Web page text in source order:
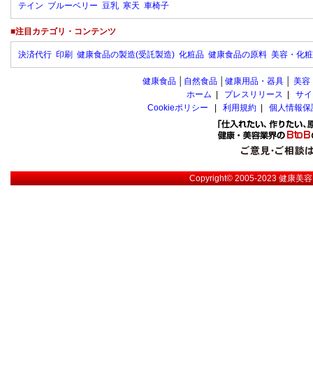
テイン ブルーベリー 豆乳 寒天 車椅子
■注目カテゴリ・コンテンツ
決済代行 印刷 健康食品の製造(受託製造) 化粧品 健康食品の原料 美容・化
健康食品 自然食品 健康用品・器具 美容
ホーム
プレスリリース
サ
Cookieポリシー
利用規約 個人情報
Copyright© 2005-2023健康美